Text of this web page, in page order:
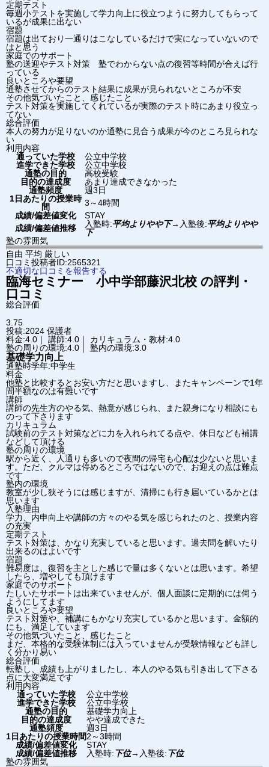
定期テスト
毎週小テストを実施して学力向上に役立つように努力してもらって
いるが成果に出ない
宿題
宿題は出ており一通りはこなしているだけで実になっていないので
はと思う
家庭でのサポート
塾の送迎やテスト対策 塾でわからない点の復習等時間が合えば行
っている
良いところや要望
通塾させてからのテスト結果に成果が見られないところが不安
その他気づいたこと、感じたこと
テスト対策を実施してくれているが実際のテスト時にあまり役立っ
てない
総合評価
本人の努力が足りないのか通塾に見合う成果が今のところ見られな
い
利用内容
通っていた学校
公立中学校
進学できた学校
公立中学校
通塾の目的
高校受験
目的の達成度
あまり達成できなかった
通塾頻度
週3日
1日あたりの授業時
間
3～4時間
成績/偏差値変化
STAY
成績/偏差値推移
入塾時:平均よりやや下→ 入塾後:平均よりやや
下
塾の雰囲気
自由 平均 厳しい
口コミ投稿者ID:2565321
不適切な口コミを報告する
臨海セミナー 小中学部藤沢北校 の評判・
口コミ
総合評価
3.75
投稿:2024 保護者
料金:4.0｜ 講師:4.0｜ カリキュラム・教材:4.0
塾の周りの環境:4.0｜ 塾内の環境:3.0
基礎学力向上
通塾時学年:中学生
料金
他塾と比較するとお安い方だと思いますし、またキャンペーンで1年
間半額なのは有難いです
講師
講師の先生方のやる気、熱意が感じられ、また親身になり相談にも
のって下さります
カリキュラム
試験前のテスト対策などに力を入れられてる点や、休日なども補講
などして頂ける
塾の周りの環境
駅から近く、人通りも多いので夜間の帰宅も心配は少ないと思いま
す。ただ、クルマは停めるところではないので、お迎えの点は難点
です
塾内の環境
教室が少し狭そうには感じますが、清掃にも行き届いているかとは
思います
入塾理由
学力、内申向上や講師の方々のやる気を感じられたのと、授業内容
の充実
定期テスト
テスト対策は、かなり充実していると思います。過去問を解いたり
出来るのはよいです
宿題
難易度は、復習を主とした感じで量は多くないとは思います。希望
したら、増やしても頂けます
家庭でのサポート
たしいたサポートは出来ていませんが、個人面談に定期的には伺う
ようにしてます
良いところや要望
テスト対策や、補講にもかなり充実しているかと思います。金額的
にも、満足しています
その他気づいたこと、感じたこと
まだ、本格的な受験体制には入っていませんが受験情報なども詳し
く分かり易い
総合評価
転塾し、成績も上がりましたし、本人のやる気も引き出して下さる
点に大変満足です
利用内容
通っていた学校
公立中学校
進学できた学校
公立中学校
通塾の目的
基礎学力向上
目的の達成度
やや達成できた
通塾頻度
週3日
1日あたりの授業時間2～3時間
成績/偏差値変化
STAY
成績/偏差値推移
入塾時:下位→ 入塾後:下位
塾の雰囲気